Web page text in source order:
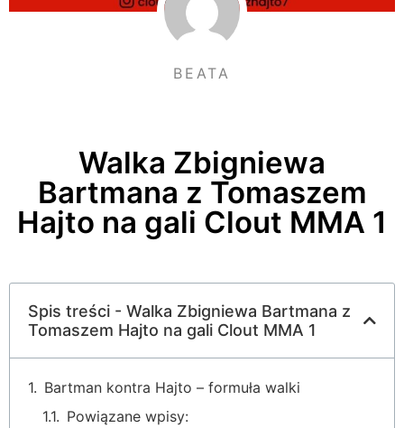
BEATA
Walka Zbigniewa
Bartmana z Tomaszem
Hajto na gali Clout MMA 1
Spis treści - Walka Zbigniewa Bartmana z
Tomaszem Hajto na gali Clout MMA 1
Bartman kontra Hajto – formuła walki
Powiązane wpisy: